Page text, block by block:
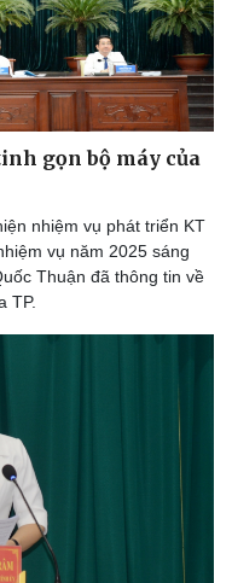
khí
Nam
tích
gọn bộ máy của
nhiệm vụ phát triển KT
vụ năm 2025 sáng
Thuận đã thông tin về
TP.